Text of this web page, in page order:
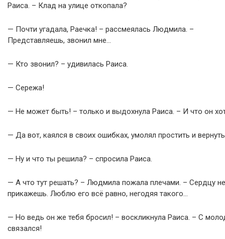
Раиса. – Клад на улице откопала?
— Почти угадала, Раечка! – рассмеялась Людмила. –
Представляешь, звонил мне…
— Кто звонил? – удивилась Раиса.
— Сережа!
— Не может быть! – только и выдохнула Раиса. – И что он
— Да вот, каялся в своих ошибках, умолял простить и
— Ну и что ты решила? – спросила Раиса.
— А что тут решать? – Людмила пожала плечами. – Сердцу не
прикажешь. Люблю его всё равно, негодяя такого…
— Но ведь он же тебя бросил! – воскликнула Раиса. – С
связался!